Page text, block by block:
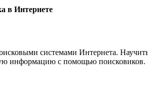
в Интернете
системами Интернета.
информацию с помощью поисковиков.